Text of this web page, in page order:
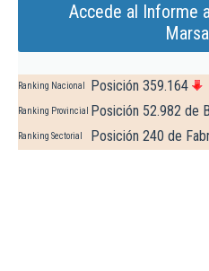
Accede al Informe
Ranking Nacional Posición 359.164
Ranking Provincial Posición 52.982 de
Ranking Sectorial Posición 240 de